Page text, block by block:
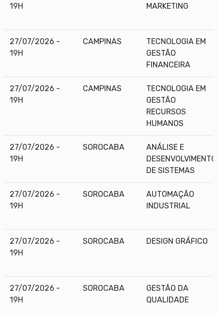
19H
MARKETING
27/07/2026 -
19H
CAMPINAS
TECNOLOGIA EM
GESTÃO
FINANCEIRA
27/07/2026 -
19H
CAMPINAS
TECNOLOGIA EM
GESTÃO
RECURSOS
HUMANOS
27/07/2026 -
19H
SOROCABA
ANÁLISE E
DESENVOLVIMENTO
DE SISTEMAS
27/07/2026 -
19H
SOROCABA
AUTOMAÇÃO
INDUSTRIAL
27/07/2026 -
19H
SOROCABA DESIGN GRÁFICO
27/07/2026 -
19H
SOROCABA
GESTÃO DA
QUALIDADE